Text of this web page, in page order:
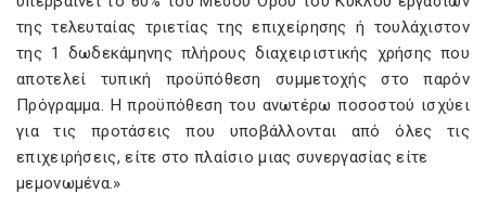
της τελευταίας τριετίας της επιχείρησης ή τουλάχιστον
της 1 δωδεκάμηνης πλήρους διαχειριστικής χρήσης που
αποτελεί τυπική προϋπόθεση συμμετοχής στο παρόν
Πρόγραμμα. Η προϋπόθεση του ανωτέρω ποσοστού ισχύει
για τις προτάσεις που υποβάλλονται από όλες τις
επιχειρήσεις, είτε στο πλαίσιο μιας συνεργασίας είτε
μεμονωμένα.»